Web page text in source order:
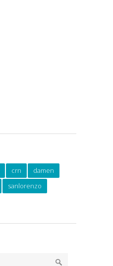
crn
damen
sanlorenzo